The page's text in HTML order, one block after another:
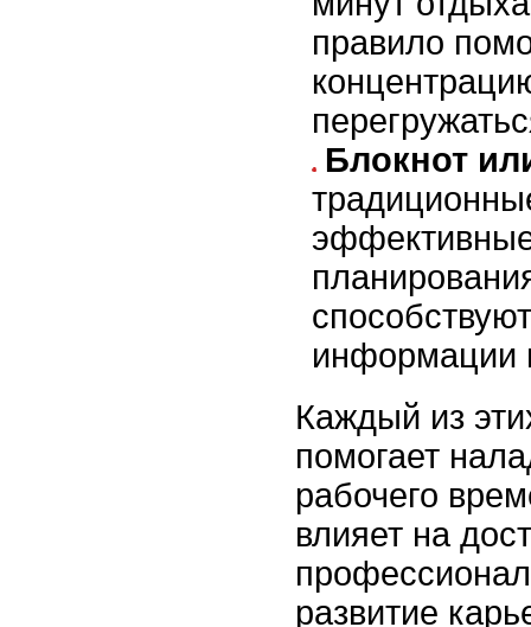
правило
Блокнот
информации
Каждый из
помогает
рабочего
влияет на
развитие